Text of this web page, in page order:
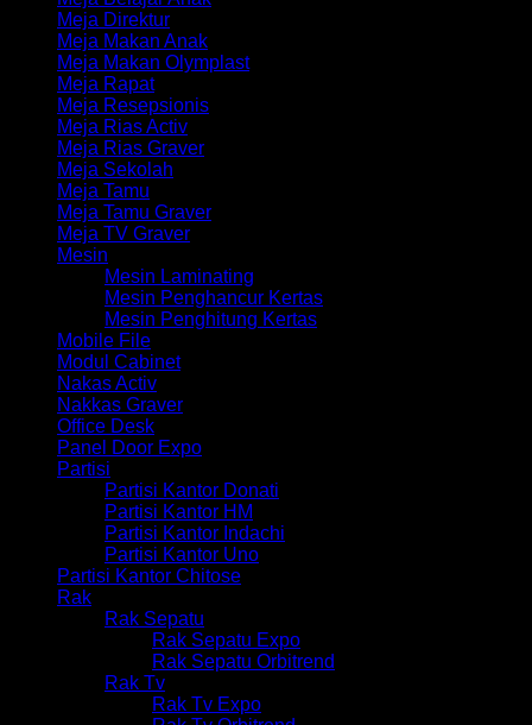
Meja Direktur
Meja Makan Anak
Meja Makan Olymplast
Meja Rapat
Meja Resepsionis
Meja Rias Activ
Meja Rias Graver
Meja Sekolah
Meja Tamu
Meja Tamu Graver
Meja TV Graver
Mesin
Mesin Laminating
Mesin Penghancur Kertas
Mesin Penghitung Kertas
Mobile File
Modul Cabinet
Nakas Activ
Nakkas Graver
Office Desk
Panel Door Expo
Partisi
Partisi Kantor Donati
Partisi Kantor HM
Partisi Kantor Indachi
Partisi Kantor Uno
Partisi Kantor Chitose
Rak
Rak Sepatu
Rak Sepatu Expo
Rak Sepatu Orbitrend
Rak Tv
Rak Tv Expo